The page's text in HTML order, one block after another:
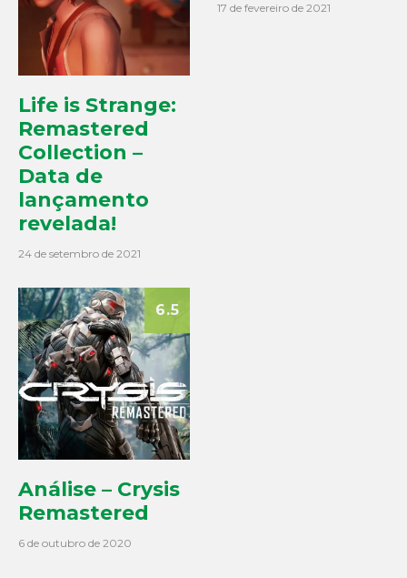
Life is Strange:
Remastered
Collection –
Data de
lançamento
revelada!
24 de setembro de 2021
6.5
Análise – Crysis
Remastered
6 de outubro de 2020
17 de fevereiro de 2021